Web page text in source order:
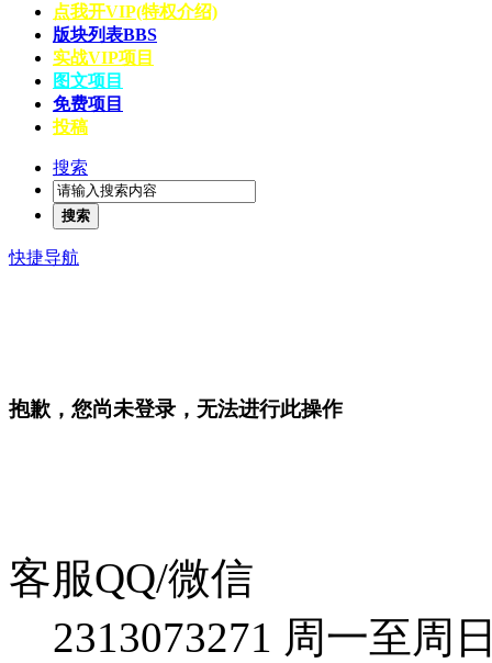
点我开VIP(特权介绍)
版块列表BBS
实战VIP项目
图文项目
免费项目
投稿
搜索
搜索
快捷导航
抱歉，您尚未登录，无法进行此操作
客服QQ/微信
2313073271 周一至周